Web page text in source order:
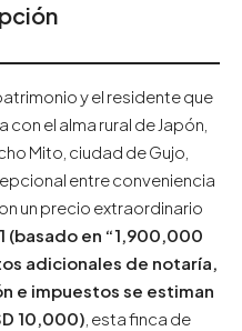
y el residente que
el alma rural de Japón,
Mito, ciudad de Gujo,
entre conveniencia
un precio extraordinario
(basado en “1,900,000
adicionales de notaría,
e impuestos se estiman
10,000) , esta finca de